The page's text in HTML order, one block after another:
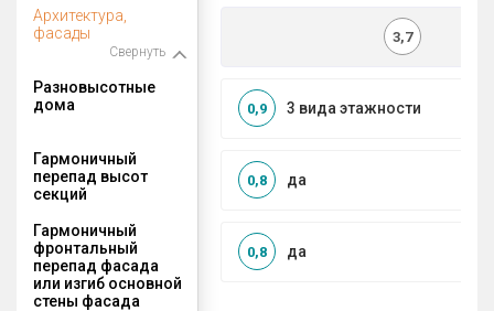
Архитектура,
фасады
Свернуть
3,7
Разновысотные
дома
3 вида этажности
0,9
Гармоничный
перепад высот
секций
да
0,8
Гармоничный
фронтальный
перепад фасада
или изгиб основной
стены фасада
да
0,8